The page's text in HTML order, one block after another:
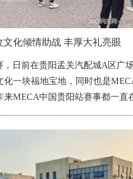
化倾情助战 丰厚大礼亮眼
日前在贵阳孟关汽配城A区广
一块福地宝地，同时也是
来MECA中国贵阳站赛事都一直